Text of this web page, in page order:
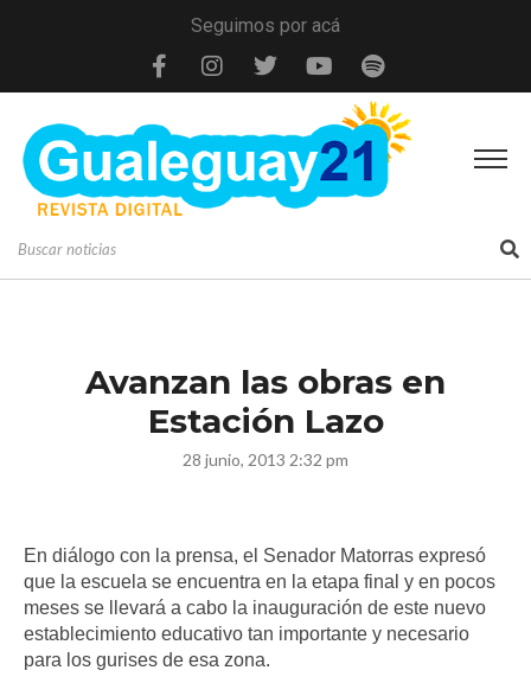
Seguimos por acá
Avanzan las obras en
Estación Lazo
28 junio, 2013 2:32 pm
En diálogo con la prensa, el Senador Matorras expresó
que la escuela se encuentra en la etapa final y en pocos
meses se llevará a cabo la inauguración de este nuevo
establecimiento educativo tan importante y necesario
para los gurises de esa zona.